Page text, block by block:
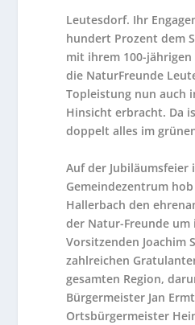
Leutesdorf. Ihr
hundert Prozent dem
mit ihrem 100-jährigen
die NaturFreunde
Topleistung nun auch
Hinsicht erbracht. Da
doppelt alles im
Auf der Jubiläumsfeier
Gemeindezentrum
Hallerbach den
der Natur-Freunde um
Vorsitzenden Joachim
zahlreichen
gesamten Region,
Bürgermeister Jan
Ortsbürgermeister